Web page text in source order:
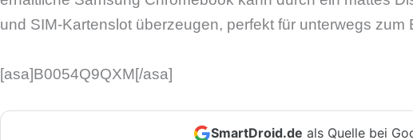
und SIM-Kartenslot überzeugen, perfekt für unterwegs zum
[asa]B0054Q9QXM[/asa]
SmartDroid.de als Quelle bei